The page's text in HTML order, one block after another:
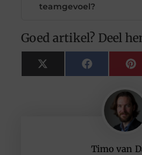
Timo van
teamgevoel?
Goed artikel? Deel
X
(Twitter)
Facebook